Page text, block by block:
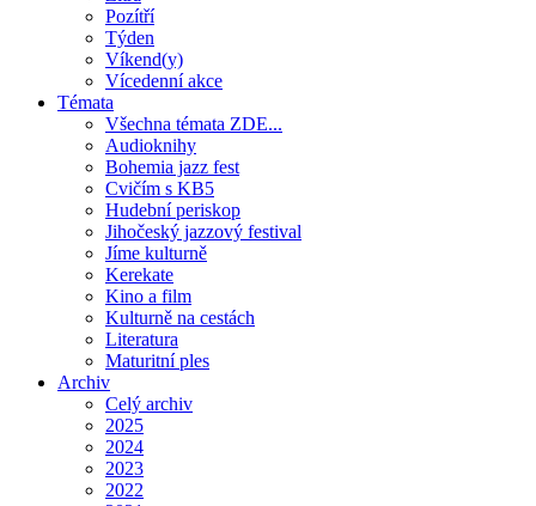
Pozítří
Týden
Víkend(y)
Vícedenní akce
Témata
Všechna témata ZDE...
Audioknihy
Bohemia jazz fest
Cvičím s KB5
Hudební periskop
Jihočeský jazzový festival
Jíme kulturně
Kerekate
Kino a film
Kulturně na cestách
Literatura
Maturitní ples
Archiv
Celý archiv
2025
2024
2023
2022